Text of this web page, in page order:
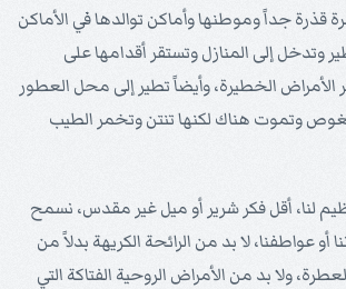
قذرة جداً وموطنها وأماكن توالدها في الأماكن
وتدخل إلى المنازل وتستقر أقدامها على
الخطيرة، وأيضاً تطير إلى محل العطور
وتموت هناك لكنها تنتن وتخمر الطيب
لنا، أقل فكر شرير أو ميل غير مقدس، نسمح
أو عواطفنا، لا بد من الرائحة الكريهة بدلاً من
ولا بد من الأمراض الروحية الفتاكة التي